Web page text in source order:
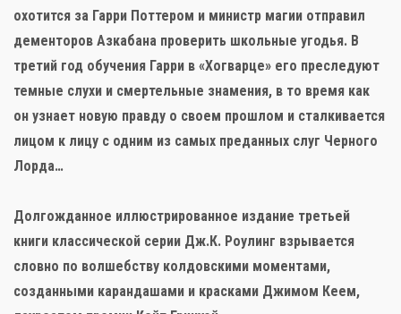
охотится за Гарри Поттером и министр магии отправил
дементоров Азкабана проверить школьные угодья. В
третий год обучения Гарри в «Хогварце» его преследуют
темные слухи и смертельные знамения, в то время как
он узнает новую правду о своем прошлом и сталкивается
лицом к лицу с одним из самых преданных слуг Черного
Лорда…
Долгожданное иллюстрированное издание третьей
книги классической серии Дж.К. Роулинг взрывается
словно по волшебству колдовскими моментами,
созданными карандашами и красками Джимом Кеем,